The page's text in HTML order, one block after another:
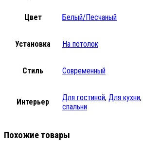
Цвет Белый/Песчаный
Установка На потолок
Стиль Современный
Интерьер Для гостиной, Для кухни,
спальни
Похожие товары